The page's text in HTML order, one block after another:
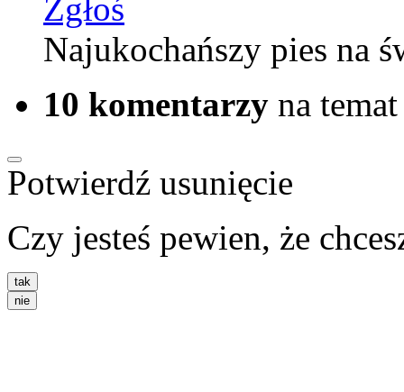
Zgłoś
Najukochańszy pies na
10 komentarzy na
Potwierdź usunięcie
Czy jesteś pewien, że
tak
nie